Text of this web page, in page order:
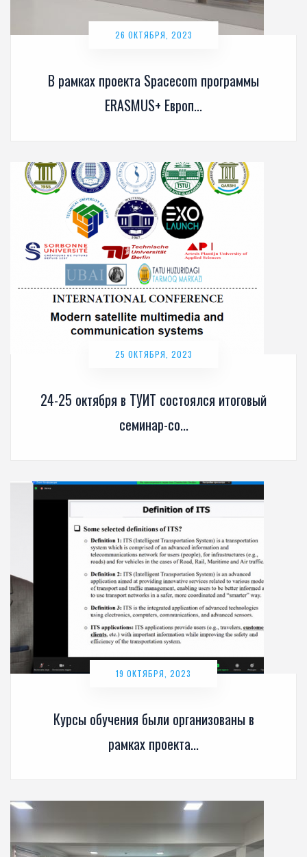
В рамках проекта Spacecom программы
ERASMUS+ Европ...
26 ОКТЯБРЯ, 2023
24-25 октября в ТУИТ состоялся итоговый
семинар-со...
25 ОКТЯБРЯ, 2023
Курсы обучения были организованы в
рамках проекта...
19 ОКТЯБРЯ, 2023